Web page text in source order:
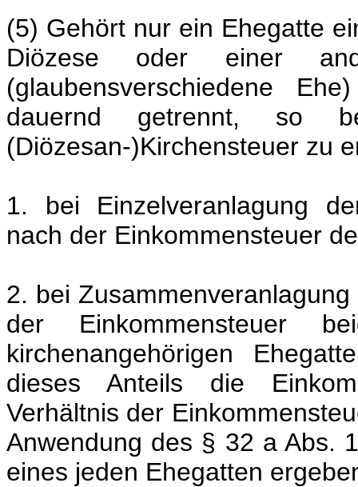
(5) Gehört nur ein Ehegatte
Diözese oder einer
(glaubensverschiedene
dauernd getrennt, so
(Diözesan-)Kirchensteuer zu
1. bei Einzelveranlagung
nach der Einkommensteuer
2. bei
der Einkommensteuer
kirchenangehörigen
dieses Anteils die
Verhältnis der
Anwendung des § 32 a Abs.
eines jeden Ehegatten